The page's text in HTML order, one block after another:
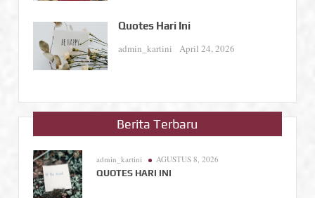
Quotes Hari Ini
admin_kartini April 24, 2026
Berita Terbaru
admin_kartini
AGUSTUS 8, 2026
QUOTES HARI INI